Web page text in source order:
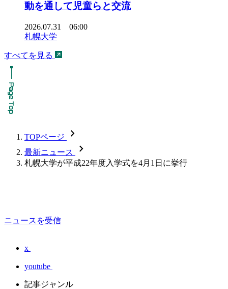
動を通して児童らと交流
2026.07.31 06:00
札幌大学
すべてを見る
TOPページ chevron_forward
最新ニュース chevron_forward
札幌大学が平成22年度入学式を4月1日に挙行
ニュースを受信
x
youtube
記事ジャンル